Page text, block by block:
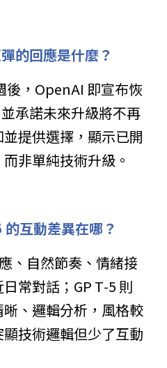
的回應是什麼？
後，OpenAI 即宣布恢
承諾未來升級將不再
提供選擇，顯示已開
非單純技術升級。
互動差異在哪？
、自然節奏、情緒接
常對話；GP T‑5 則
、邏輯分析，風格較
技術邏輯但少了互動